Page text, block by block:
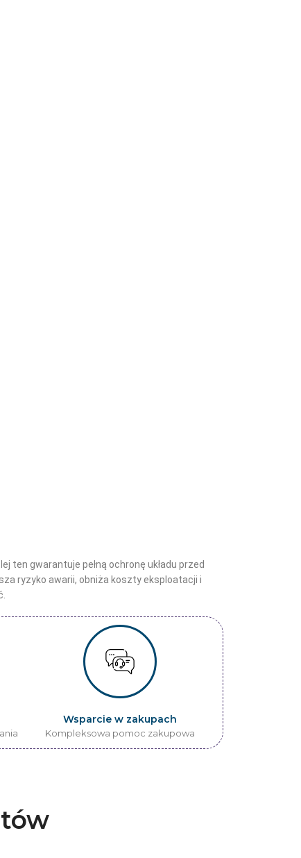
ten gwarantuje pełną ochronę układu przed
ryzyko awarii, obniża koszty eksploatacji i
Wsparcie w zakupach
Kompleksowa pomoc zakupowa